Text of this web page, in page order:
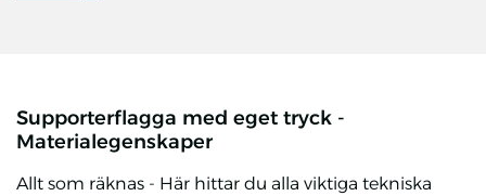
Supporterflagga med eget tryck -
Materialegenskaper
Allt som räknas - Här hittar du alla viktiga tekniska